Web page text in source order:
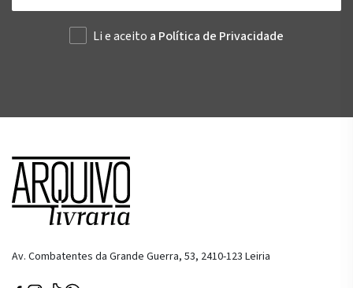
Li e aceito a Política de Privacidade
Av. Combatentes da Grande Guerra, 53, 2410-123 Leiria